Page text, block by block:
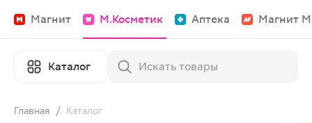
Магнит М.Косметик Аптека Магнит
Каталог
Главная / Каталог